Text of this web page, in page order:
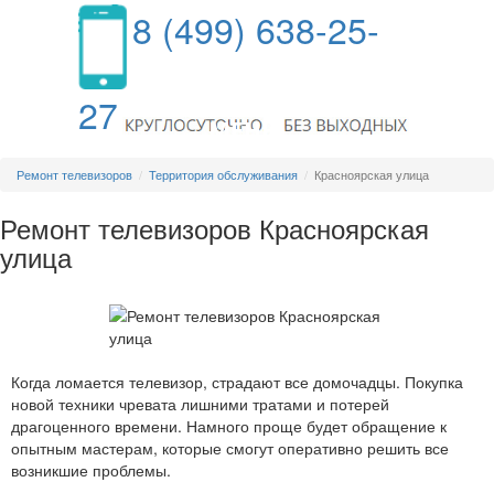
8 (499) 638-25-
27
МЕНЮ
Ремонт телевизоров Территория обслуживания Красноярская улица
Ремонт телевизоров Красноярская
улица
Когда ломается телевизор, страдают все домочадцы. Покупка
новой техники чревата лишними тратами и потерей
драгоценного времени. Намного проще будет обращение к
опытным мастерам, которые смогут оперативно решить все
возникшие проблемы.